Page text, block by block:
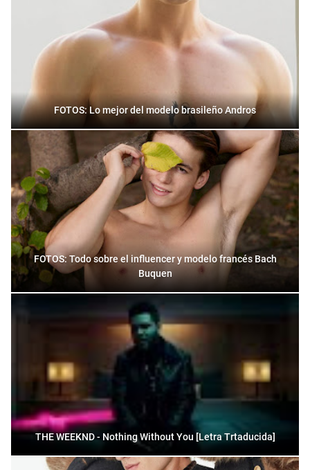
FOTOS: Lo mejor del modelo brasileño Andros
FOTOS: Todo sobre el influencer y modelo francés Bach
Buquen
THE WEEKND - Nothing Without You [Letra Trtaducida]